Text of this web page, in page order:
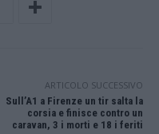
ARTICOLO SUCCESSIVO
Sull’A1 a Firenze un tir salta la
corsia e finisce contro un
caravan, 3 i morti e 18 i feriti